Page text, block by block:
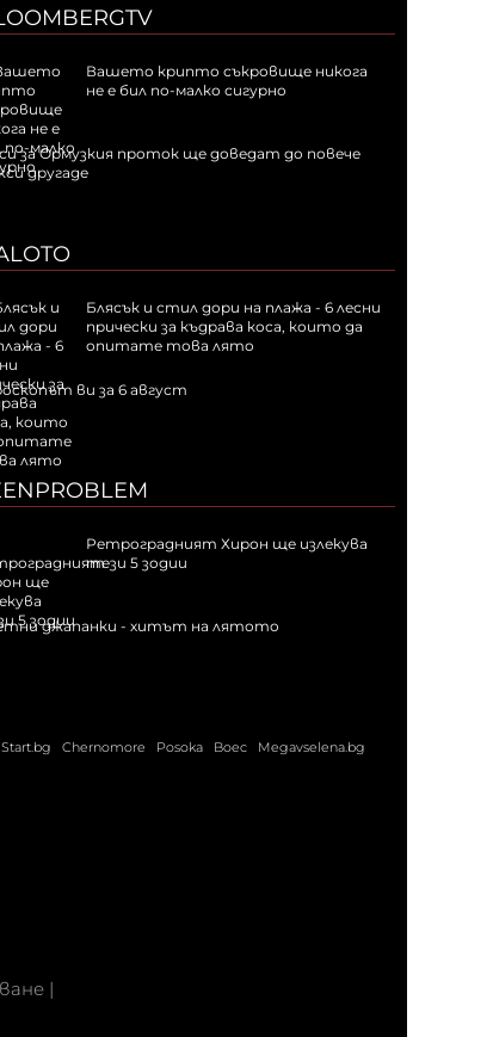
Вашето крипто съкровище никога
не е бил по-малко сигурно
за Ормузкия проток ще доведат до повече
другаде
Блясък и стил дори на плажа - 6 лесни
прически за къдрава коса, които да
опитате това лято
ви за 6 август
Ретроградният Хирон ще излекува
тези 5 зодии
джапанки - хитът на лятото
Start.bg Chernomore Posoka Boec Megavselena.bg
|